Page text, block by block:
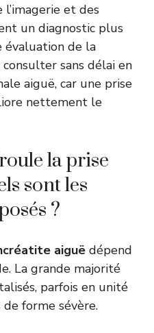
et des
un diagnostic plus
de la
sans délai en
aiguë, car une prise
nettement le
la prise
sont les
?
aiguë dépend
La grande majorité
parfois en unité
de forme sévère.